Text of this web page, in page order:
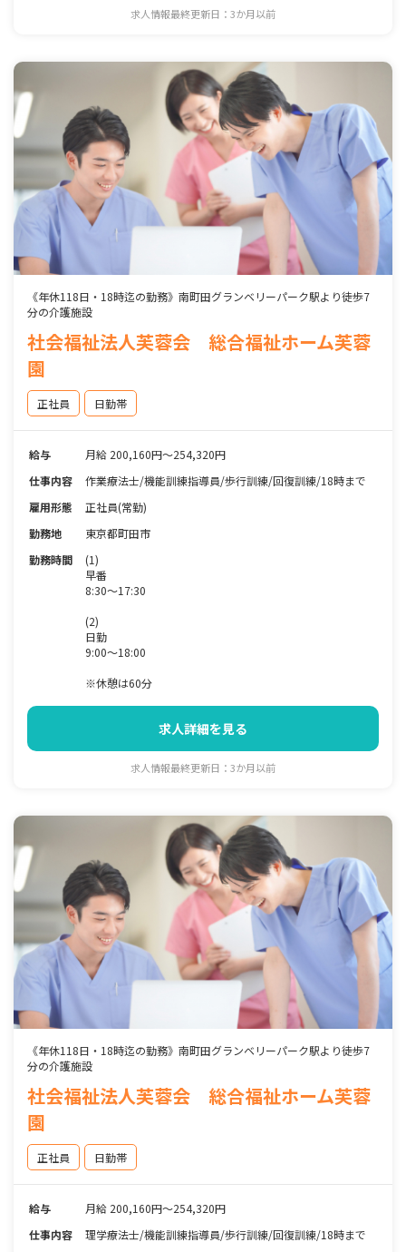
求人情報最終更新日：3か月以前
《年休118日・18時迄の勤務》南町田グランベリーパーク駅より徒歩7
分の介護施設
社会福祉法人芙蓉会 総合福祉ホーム芙蓉
園
正社員 日勤帯
給与
月給 200,160円～254,320円
仕事内容
作業療法士/機能訓練指導員/歩行訓練/回復訓練/18時まで
雇用形態
正社員(常勤)
勤務地
東京都町田市
勤務時間
(1)
早番
8:30～17:30
(2)
日勤
9:00～18:00
※休憩は60分
求人詳細を見る
求人情報最終更新日：3か月以前
《年休118日・18時迄の勤務》南町田グランベリーパーク駅より徒歩7
分の介護施設
社会福祉法人芙蓉会 総合福祉ホーム芙蓉
園
正社員 日勤帯
給与
月給 200,160円～254,320円
仕事内容
理学療法士/機能訓練指導員/歩行訓練/回復訓練/18時まで